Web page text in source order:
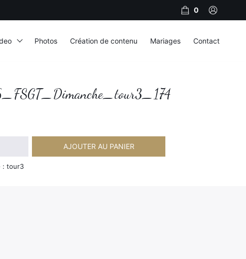
AJOUTER AU PANIER
: tour3
0
Photos Création de contenu Mariages Contact